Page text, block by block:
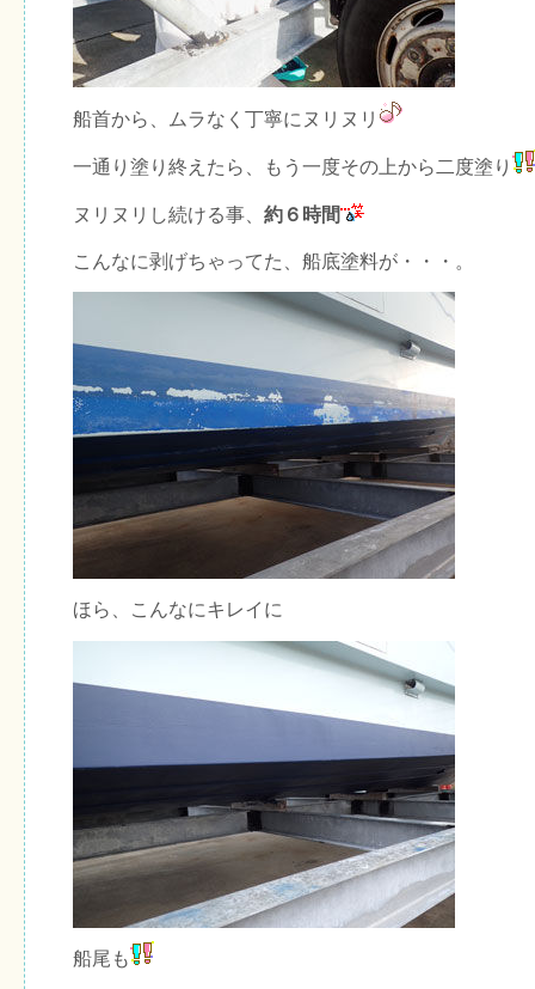
船首から、ムラなく丁寧にヌリヌリ
一通り塗り終えたら、もう一度その上から二度塗り
ヌリヌリし続ける事、 約６時間
こんなに剥げちゃってた、船底塗料が・・・。
ほら、こんなにキレイに
船尾も